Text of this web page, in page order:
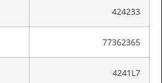
424233
77362365
4241L7